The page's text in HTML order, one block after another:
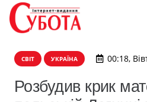
СВІТ УКРАЇНА 00:18,
Розбудив крик